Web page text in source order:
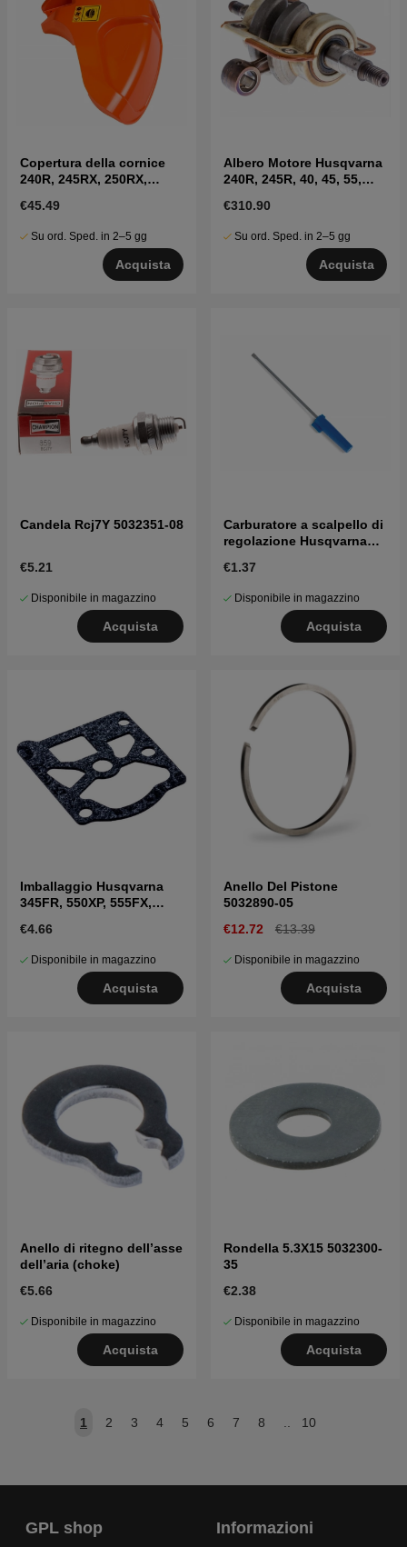
Copertura della cornice
240R, 245RX, 250RX,
€45.49
Su ord. Sped. in 2–5 gg
Acquista
Albero Motore Husqvarna
240R, 245R, 40, 45, 55,
€310.90
Su ord. Sped. in 2–5 gg
Acquista
Candela Rcj7Y 5032351-08
€5.21
Disponibile in magazzino
Acquista
Carburatore a scalpello di
regolazione Husqvarna
€1.37
Disponibile in magazzino
Acquista
Imballaggio Husqvarna
345FR, 550XP, 555FX,
€4.66
Disponibile in magazzino
Acquista
Anello Del Pistone
5032890-05
€12.72
€13.39
Disponibile in magazzino
Acquista
Anello di ritegno dell’asse
dell’aria (choke)
€5.66
Disponibile in magazzino
Acquista
Rondella 5.3X15 5032300-
35
€2.38
Disponibile in magazzino
Acquista
1 2 3 4 5 6 7 8 .. 10
GPL shop Informazioni